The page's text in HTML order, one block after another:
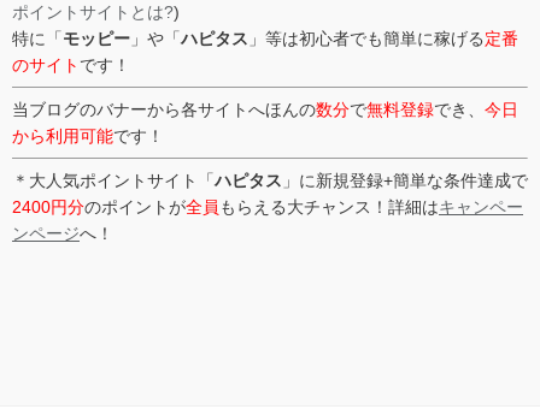
ポイントサイトとは?)
特に「モッピー 」や「ハピタス 」等は初心者でも簡単に稼げる定番
のサイト です！
当ブログのバナーから各サイトへほんの数分で無料登録でき、 今日
から利用可能です！
＊大人気ポイントサイト「ハピタス 」に新規登録+簡単な条件達成で
2400円分のポイントが全員 もらえる大チャンス！詳細はキャンペー
ンページへ！